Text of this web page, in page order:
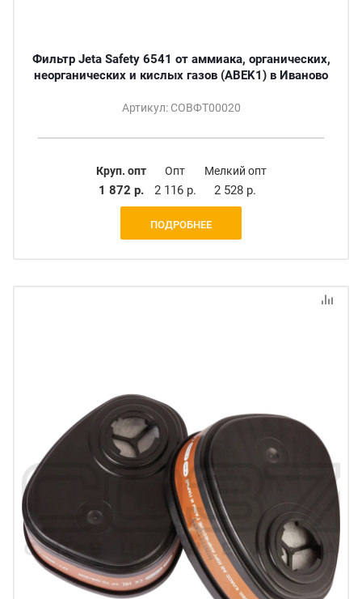
Фильтр Jeta Safety 6541 от аммиака, органических,
неорганических и кислых газов (ABEK1) в Иваново
Артикул: СОВФТ00020
Круп. опт
1 872 р.
Опт
2 116 р.
Мелкий опт
2 528 р.
ПОДРОБНЕЕ